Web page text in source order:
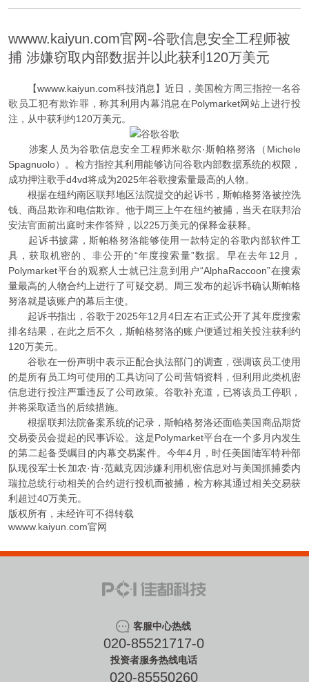
wwww.kaiyun.com官网-谷歌信息安全工程师被
捕 涉嫌窃取内部数据并以此获利120万美元
【wwww.kaiyun.com科技消息】近日，美国检方周三指控一名谷
歌员工犯有欺诈罪，称其利用内幕消息在Polymarket网站上进行投
注，从中获利约120万美元。
谷歌
涉案人员为谷歌信息安全工程师米歇尔·斯帕格努洛（Michele
Spagnuolo）。检方指控其利用能够访问谷歌内部数据系统的权限，
成功押注歌手d4vd将成为2025年谷歌搜索量最高的人物。
根据在纽约南区联邦地区法院提交的起诉书，斯帕格努洛被控洗
钱、商品欺诈和电信欺诈。他于周三上午在纽约被捕，当天在联邦治
安法官面前出庭时未作答辩，以225万美元的保释金获释。
起诉书披露，斯帕格努洛能够使用一款特定的谷歌内部软件工
具，获取机密的、非公开的“年度搜索量”数据。早在去年12月，
Polymarket平台的观察人士就已注意到用户“AlphaRaccoon”在搜索
量最高的人物合约上进行了可疑交易。周三发布的起诉书确认斯帕格
努洛就是该账户的幕后主使。
起诉书指出，谷歌于2025年12月4日左右正式公开了其年度搜索
排名结果，在此之后不久，斯帕格努洛的账户便通过相关投注获利约
120万美元。
谷歌在一份声明中表示正配合执法部门的调查，强调该员工使用
的是所有员工均可使用的工具访问了公司营销资料，但利用此类机密
信息进行投注严重违反了公司政策。谷歌补充道，已将该员工停职，
并将采取适当的后续措施。
根据联邦法院备案系统的记录，斯帕格努洛还面临美国商品期货
交易委员会提起的民事诉讼。这是Polymarket平台在一个多月内发生
的第二起备受瞩目的内幕交易案件。今年4月，时任美国陆军特种部
队现役军士长加农·肯·范戴克因涉嫌利用机密信息对与美国抓捕委内
瑞拉总统行动相关的合约进行投机而被捕，检方称其通过相关交易获
利超过40万美元。
版权所有，未经许可不得转载
wwww.kaiyun.com官网
客服中心热线
020-85521717-0
投资者服务热线电话
020-85550260